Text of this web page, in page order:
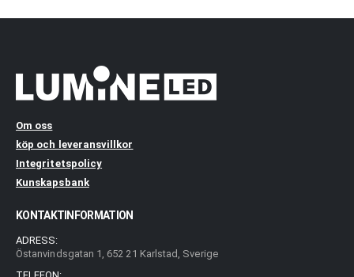
Om oss
köp och leveransvillkor
Integritetspolicy
Kunskapsbank
KONTAKTINFORMATION
ADRESS:
Östanvindsgatan 1, 652 21 Karlstad, Sverige